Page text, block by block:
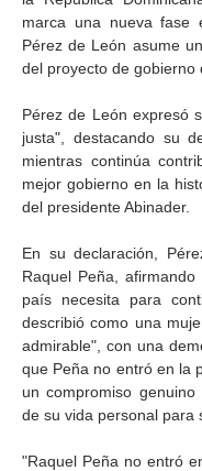
marca una nueva fase
Pérez de León asume
del proyecto de gobierno
Pérez de León expresó
justa", destacando su
mientras continúa
mejor gobierno en la
del presidente Abinader.
En su declaración,
Raquel Peña,
país necesita para
describió como una
admirable", con una
que Peña no entró en la
un compromiso
de su vida personal para
"Raquel Peña no entró